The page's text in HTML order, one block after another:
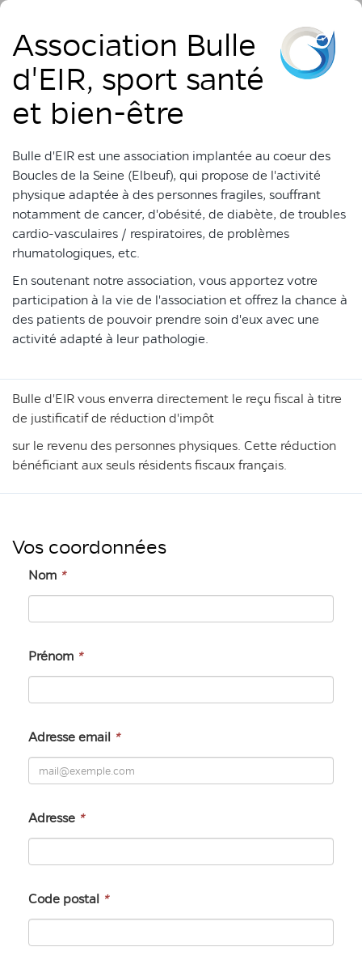
Association Bulle
d'EIR, sport santé
et bien-être
Bulle d'EIR est une association implantée au coeur des
Boucles de la Seine (Elbeuf), qui propose de l'activité
physique adaptée à des personnes fragiles, souffrant
notamment de cancer, d'obésité, de diabète, de troubles
cardio-vasculaires / respiratoires, de problèmes
rhumatologiques, etc.
En soutenant notre association, vous apportez votre
participation à la vie de l'association et offrez la chance à
des patients de pouvoir prendre soin d'eux avec une
activité adapté à leur pathologie.
Bulle d'EIR vous enverra directement le reçu fiscal à titre
de justificatif de réduction d'impôt
sur le revenu des personnes physiques. Cette réduction
bénéficiant aux seuls résidents fiscaux français.
Vos coordonnées
Nom *
Prénom *
Adresse email *
Adresse *
Code postal *